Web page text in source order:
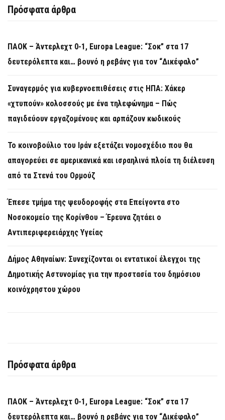
Πρόσφατα άρθρα
ΠΑΟΚ – Άντερλεχτ 0-1, Europa League: “Σοκ” στα 17
δευτερόλεπτα και… βουνό η ρεβάνς για τον “Δικέφαλο”
Συναγερμός για κυβερνοεπιθέσεις στις ΗΠΑ: Χάκερ
«χτυπούν» κολοσσούς με ένα τηλεφώνημα – Πώς
παγιδεύουν εργαζομένους και αρπάζουν κωδικούς
Το κοινοβούλιο του Ιράν εξετάζει νομοσχέδιο που θα
απαγορεύει σε αμερικανικά και ισραηλινά πλοία τη διέλευση
από τα Στενά του Ορμούζ
Έπεσε τμήμα της ψευδοροφής στα Επείγοντα στο
Νοσοκομείο της Κορίνθου – Έρευνα ζητάει ο
Αντιπεριφερειάρχης Υγείας
Δήμος Αθηναίων: Συνεχίζονται οι εντατικοί έλεγχοι της
Δημοτικής Αστυνομίας για την προστασία του δημόσιου
κοινόχρηστου χώρου
Πρόσφατα άρθρα
ΠΑΟΚ – Άντερλεχτ 0-1, Europa League: “Σοκ” στα 17
δευτερόλεπτα και… βουνό η ρεβάνς για τον “Δικέφαλο”